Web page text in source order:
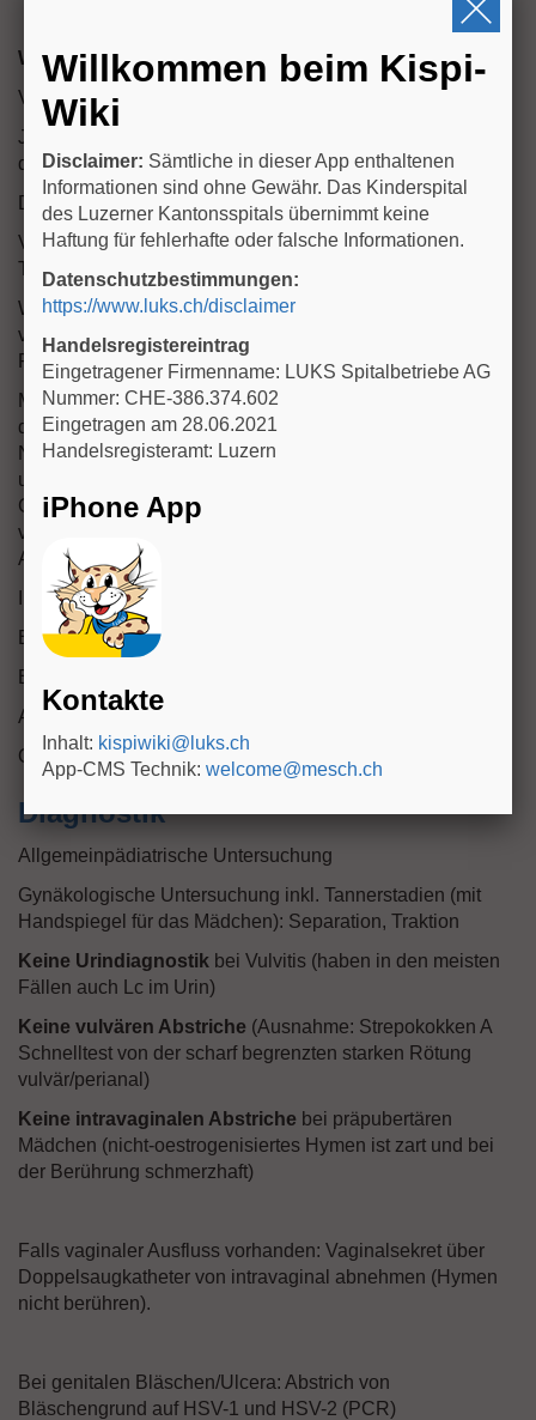
Wichtige Punkte in der Anamnese
Vaginaler Ausfluss?
Juckreiz/Schmerzen? (Wenn nur nachts --> an Oxyuren
denken!)
Dysurie/Harnverhalt?
Vorangehend oder aktueller ORL-Infektion (Rhinitis,
Tonsillopharyngitis?) oder Antibiotikatherapie
Welche Pflegeprodukte werden im Intimbereich
verwendet? (Seifen, parfümierte Cremes oder
Feuchttüchlein nicht geeignet)
Miktionsanamnese: Wie sitzt das Kind auf der Toilette bei
der Miktion und hat es nach der Miktion ein Urin-
Nachträufeln? Miktioniert das Mädchen vornübergebeugt
und mit zusammen gepressten Beinen oder ragt das
Gesäss in die Toilette kommt es häufig zu Urethra-
vaginalem Reflux mit Vulvitis und teilweise vaginalem
Ausfluss
Intimhygiene nach dem Toilettengang: wer putzt wie?
Enge Kleidung? Synthetische Unterwäsche?
Beschwerden nach Baden in chlorhaltigem Hallenbad?
Atopieneigung? Vorerkrankungen?
Obstipation?
Diagnostik
Allgemeinpädiatrische Untersuchung
Gynäkologische Untersuchung inkl. Tannerstadien (mit
Handspiegel für das Mädchen): Separation, Traktion
Keine Urindiagnostik bei Vulvitis (haben in den meisten
Fällen auch Lc im Urin)
Keine vulvären Abstriche (Ausnahme: Strepokokken A
Schnelltest von der scharf begrenzten starken Rötung
vulvär/perianal)
Keine intravaginalen Abstriche bei präpubertären
Mädchen (nicht-oestrogenisiertes Hymen ist zart und bei
der Berührung schmerzhaft)
Falls vaginaler Ausfluss vorhanden: Vaginalsekret über
Doppelsaugkatheter von intravaginal abnehmen (Hymen
nicht berühren).
Bei genitalen Bläschen/Ulcera: Abstrich von
Bläschengrund auf HSV-1 und HSV-2 (PCR)
Willkommen beim Kispi-
Wiki
Disclaimer: Sämtliche in dieser App enthaltenen
Informationen sind ohne Gewähr. Das Kinderspital
des Luzerner Kantonsspitals übernimmt keine
Haftung für fehlerhafte oder falsche Informationen.
Datenschutzbestimmungen:
https://www.luks.ch/disclaimer
Handelsregistereintrag
Eingetragener Firmenname: LUKS Spitalbetriebe AG
Nummer: CHE-386.374.602
Eingetragen am 28.06.2021
Handelsregisteramt: Luzern
iPhone App
Kontakte
Inhalt: kispiwiki@luks.ch
App-CMS Technik: welcome@mesch.ch